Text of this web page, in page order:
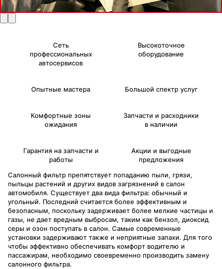
Сеть
профессиональных
автосервисов
Высокоточное
оборудование
Опытные мастера Большой спектр услуг
Комфортные зоны
ожидания
Запчасти и расходники
в наличии
Гарантия на запчасти и
работы
Акции и выгодные
предложения
Салонный фильтр препятствует попаданию пыли, грязи,
пыльцы растений и других видов загрязнений в салон
автомобиля. Существует два вида фильтра: обычный и
угольный. Последний считается более эффективным и
безопасным, поскольку задерживает более мелкие частицы и
газы, не дает вредным выбросам, таким как бензол, диоксид
серы и озон поступать в салон. Самые современные
установки задерживают также и неприятные запахи. Для того
чтобы эффективно обеспечивать комфорт водителю и
пассажирам, необходимо своевременно производить замену
салонного фильтра.